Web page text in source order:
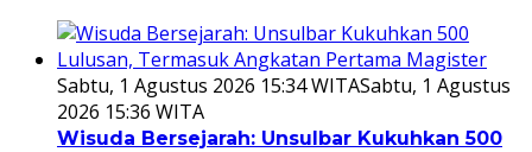
Sabtu, 1 Agustus 2026 15:34 WITASabtu, 1 Agustus
2026 15:36 WITA
Wisuda Bersejarah: Unsulbar Kukuhkan 500